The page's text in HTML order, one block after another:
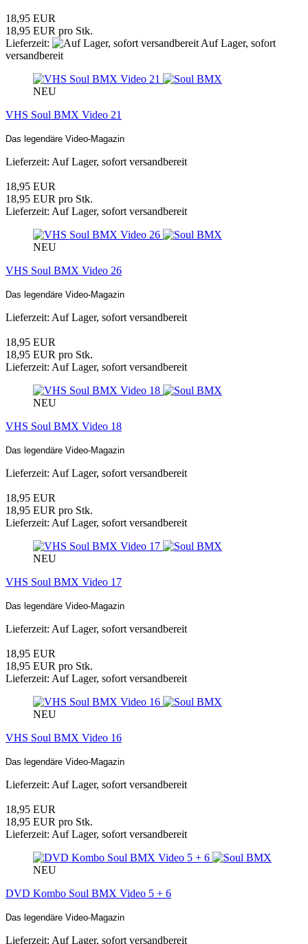
18,95 EUR
18,95 EUR pro Stk.
Lieferzeit:
Auf Lager, sofort
versandbereit
NEU
VHS Soul BMX Video 21
Das legendäre Video-Magazin
Lieferzeit: Auf Lager, sofort versandbereit
18,95 EUR
18,95 EUR pro Stk.
Lieferzeit: Auf Lager, sofort versandbereit
NEU
VHS Soul BMX Video 26
Das legendäre Video-Magazin
Lieferzeit: Auf Lager, sofort versandbereit
18,95 EUR
18,95 EUR pro Stk.
Lieferzeit: Auf Lager, sofort versandbereit
NEU
VHS Soul BMX Video 18
Das legendäre Video-Magazin
Lieferzeit: Auf Lager, sofort versandbereit
18,95 EUR
18,95 EUR pro Stk.
Lieferzeit: Auf Lager, sofort versandbereit
NEU
VHS Soul BMX Video 17
Das legendäre Video-Magazin
Lieferzeit: Auf Lager, sofort versandbereit
18,95 EUR
18,95 EUR pro Stk.
Lieferzeit: Auf Lager, sofort versandbereit
NEU
VHS Soul BMX Video 16
Das legendäre Video-Magazin
Lieferzeit: Auf Lager, sofort versandbereit
18,95 EUR
18,95 EUR pro Stk.
Lieferzeit: Auf Lager, sofort versandbereit
NEU
DVD Kombo Soul BMX Video 5 + 6
Das legendäre Video-Magazin
Lieferzeit: Auf Lager, sofort versandbereit